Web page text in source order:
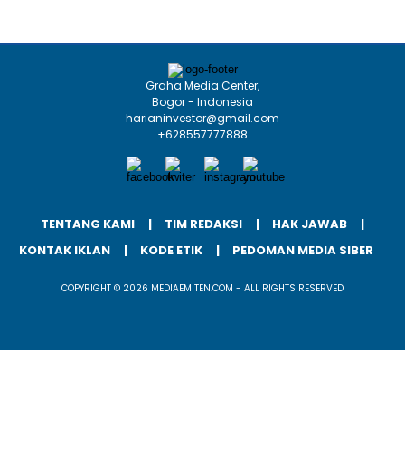
Graha Media Center,
Bogor - Indonesia
harianinvestor@gmail.com
+628557777888
TENTANG KAMI TIM REDAKSI
HAK JAWAB
KONTAK IKLAN
KODE ETIK PEDOMAN MEDIA SIBER
COPYRIGHT © 2026 MEDIAEMITEN.COM - ALL RIGHTS RESERVED